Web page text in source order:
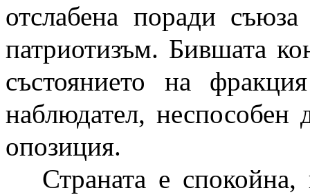
отслабена поради
патриотизъм. Бившата
състоянието на
наблюдател, неспособен
опозиция.
Страната е спокойна,